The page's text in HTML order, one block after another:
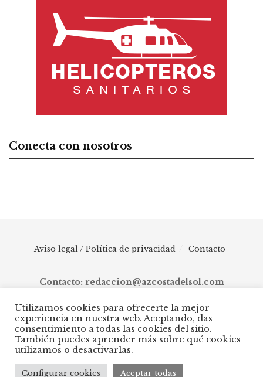
Conecta con nosotros
Aviso legal / Política de privacidad Contacto
Contacto: redaccion@azcostadelsol.com
© 2025 AZ Costa del Sol - Diario digital de Málaga capital hasta
Manilva, pasando por Torremolinos, Benalmádena, Fuengirola,
Mijas, Ojén, Marbella, Istán, Benahavís, Estepona y Casares.
Utilizamos cookies para ofrecerte la mejor
experiencia en nuestra web. Aceptando, das
consentimiento a todas las cookies del sitio.
También puedes aprender más sobre qué cookies
utilizamos o desactivarlas.
Configurar cookies Aceptar todas